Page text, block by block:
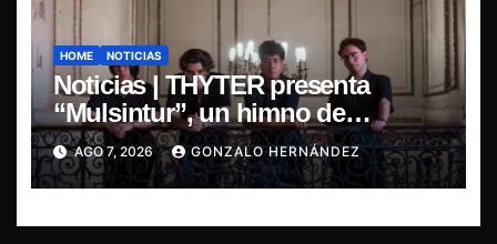
HOME NOTICIAS
Noticias | THYTER presenta
“Mulsintur”, un himno de
heavy/power metal inspirado en
Tomás Paniri
AGO 7, 2026 GONZALO HERNÁNDEZ